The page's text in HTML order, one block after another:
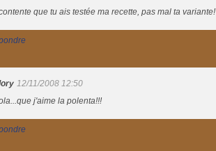
que tu ais testée ma recette, pas mal ta variante!
12/11/2008 12:50
j'aime la polenta!!!